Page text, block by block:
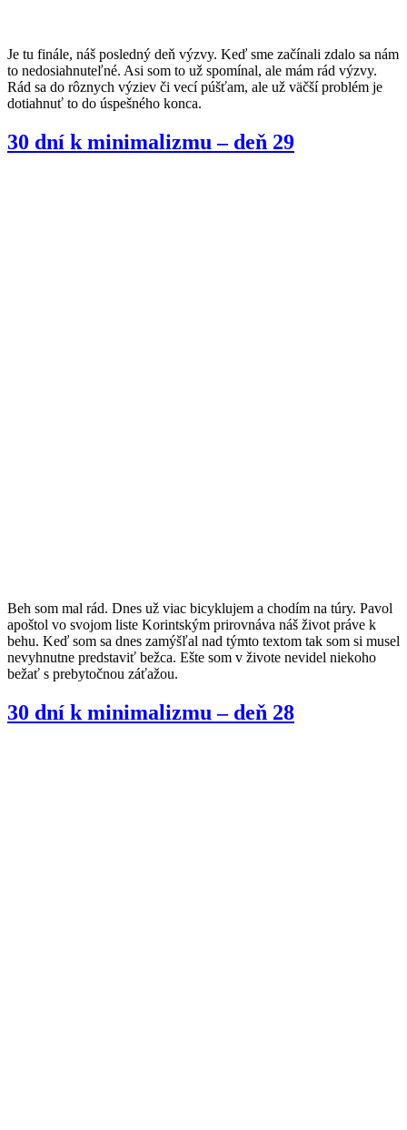
Je tu finále, náš posledný deň výzvy. Keď sme začínali zdalo sa nám
to nedosiahnuteľné. Asi som to už spomínal, ale mám rád výzvy.
Rád sa do rôznych výziev či vecí púšťam, ale už väčší problém je
dotiahnuť to do úspešného konca.
30 dní k minimalizmu – deň 29
Beh som mal rád. Dnes už viac bicyklujem a chodím na túry. Pavol
apoštol vo svojom liste Korintským prirovnáva náš život práve k
behu. Keď som sa dnes zamýšľal nad týmto textom tak som si musel
nevyhnutne predstaviť bežca. Ešte som v živote nevidel niekoho
bežať s prebytočnou záťažou.
30 dní k minimalizmu – deň 28